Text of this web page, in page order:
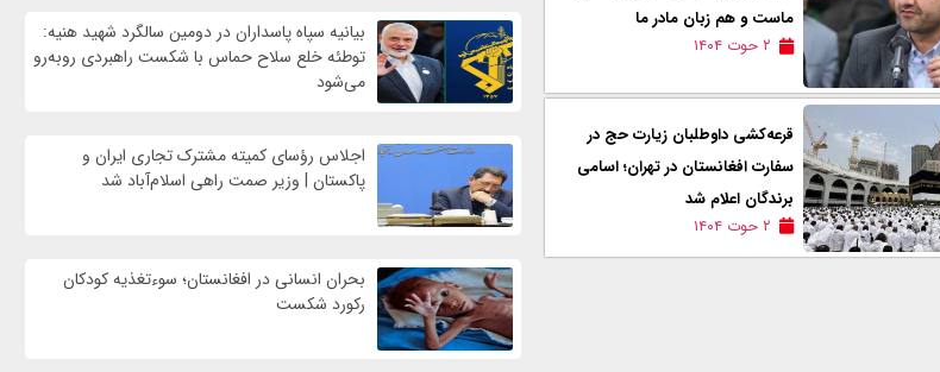
ماست و هم زبان مادر ما
۲ حوت ۱۴۰۴
قرعه‌کشی داوطلبان زیارت حج در
سفارت افغانستان در تهران؛ اسامی
برندگان اعلام شد
۲ حوت ۱۴۰۴
بیانیه سپاه پاسداران در دومین سالگرد شهید هنیه:
توطئه خلع سلاح حماس با شکست راهبردی روبه‌رو
می‌شود
اجلاس رؤسای کمیته مشترک تجاری ایران و
پاکستان | وزیر صمت راهی اسلام‌آباد شد
بحران انسانی در افغانستان؛ سوءتغذیه کودکان
رکورد شکست